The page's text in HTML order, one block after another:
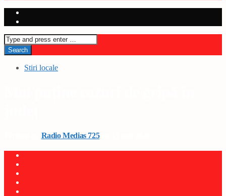
Stiri locale
Radio Medias 725on 15 mai 2026